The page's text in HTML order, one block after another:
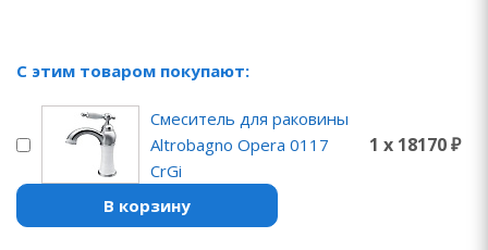
С этим товаром покупают:
Смеситель для раковины
Altrobagno Opera 0117
CrGi
1 x 18170 ₽
В корзину